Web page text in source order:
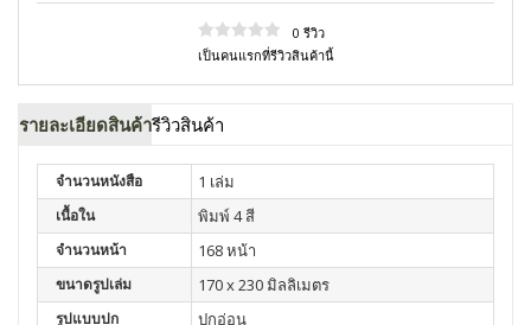
0 รีวิว
เป็นคนแรกที่รีวิวสินค้านี้
รายละเอียดสินค้ารีวิวสินค้า
จำนวนหนังสือ 1 เล่ม
เนื้อใน พิมพ์ 4 สี
จำนวนหน้า 168 หน้า
ขนาดรูปเล่ม 170 x 230 มิลลิเมตร
รูปแบบปก ปกอ่อน